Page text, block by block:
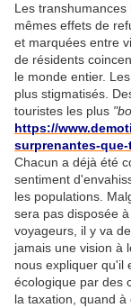
Les
mêmes effets de
et marquées entre
de résidents
le monde entier. Les
plus stigmatisés.
touristes les plus
https://
surprenantes-
Chacun a déjà été
sentiment
les populations.
sera pas disposée
voyageurs, il y va
jamais une vision à
nous expliquer qu'il
écologique par des
la taxation, quand